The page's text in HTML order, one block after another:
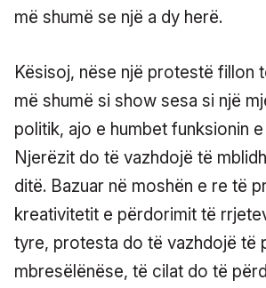
më shumë se një a dy herë.
Kësisoj, nëse një protestë fillon
më shumë si show sesa si një
politik, ajo e humbet funksionin
Njerëzit do të vazhdojë të
ditë. Bazuar në moshën e re të
kreativitetit e përdorimit të
tyre, protesta do të vazhdojë të
mbresëlënëse, të cilat do të